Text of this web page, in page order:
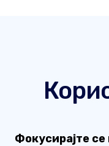
Фокусирајте